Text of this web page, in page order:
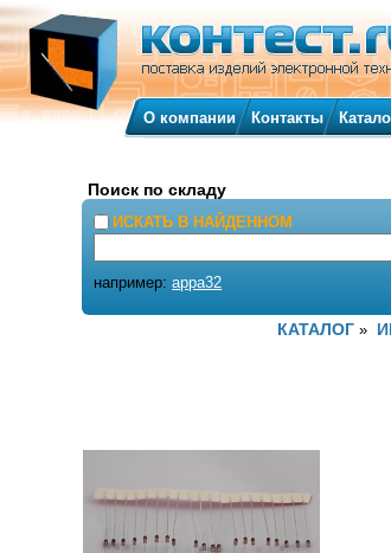
КАТАЛОГ»
О компании Контакты
Поиск по складу
ИСКАТЬ В НАЙДЕННОМ
например:appa32